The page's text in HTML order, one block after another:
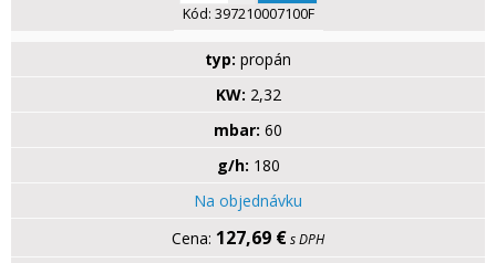
Kód: 397210007100F
typ: propán
KW: 2,32
mbar: 60
g/h: 180
Na objednávku
127,69 €s DPH